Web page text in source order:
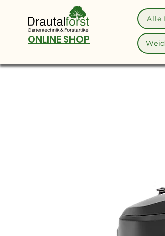
ONLINE SHOP
Alle